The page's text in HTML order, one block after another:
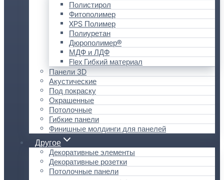
Полистирол
Фитополимер
XPS Полимер
Полиуретан
Дюрополимер®
МДФ и ЛДФ
Flex Гибкий материал
Панели 3D
Акустические
Под покраску
Окрашенные
Потолочные
Гибкие панели
Финишные молдинги для панелей
Другое
Декоративные элементы
Декоративные розетки
Потолочные панели